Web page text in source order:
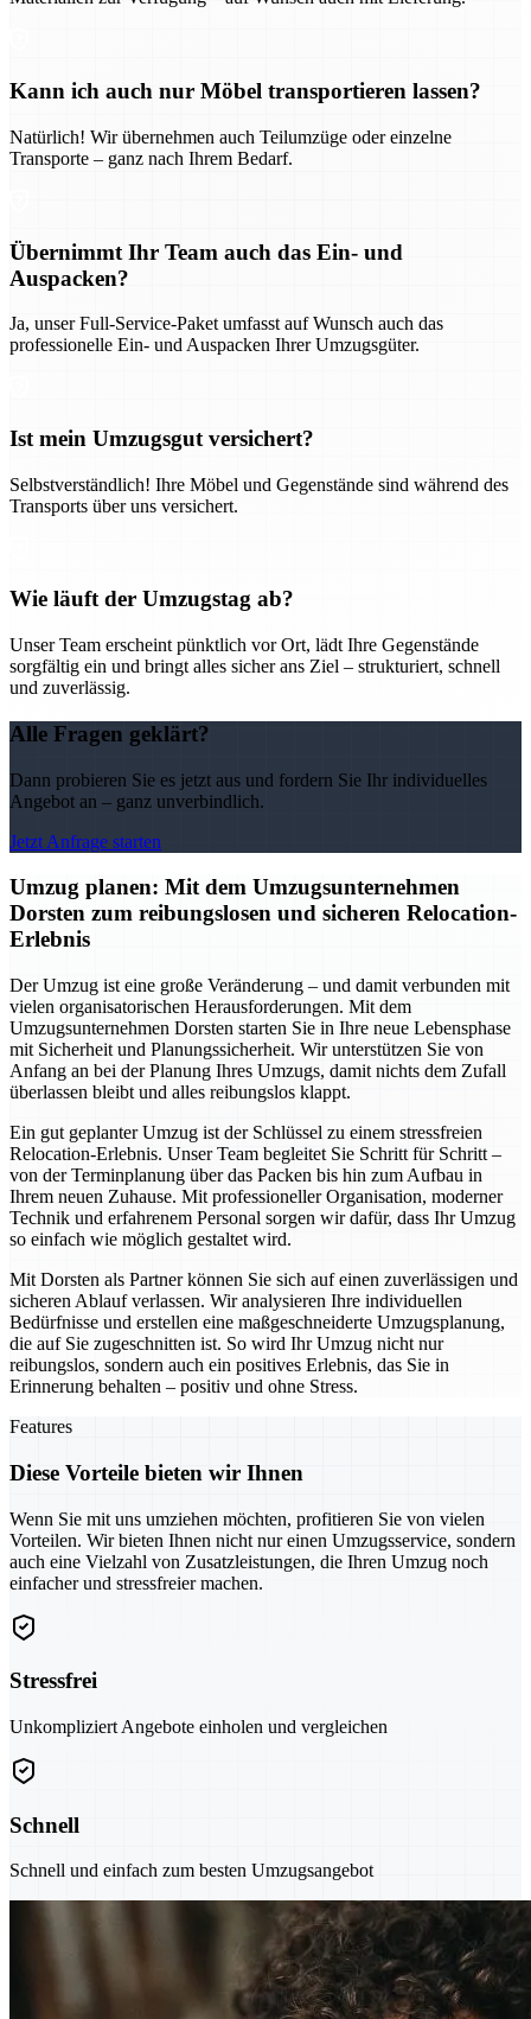
Kann ich auch nur Möbel transportieren lassen?
Natürlich! Wir übernehmen auch Teilumzüge oder einzelne
Transporte – ganz nach Ihrem Bedarf.
Übernimmt Ihr Team auch das Ein- und
Auspacken?
Ja, unser Full-Service-Paket umfasst auf Wunsch auch das
professionelle Ein- und Auspacken Ihrer Umzugsgüter.
Ist mein Umzugsgut versichert?
Selbstverständlich! Ihre Möbel und Gegenstände sind während des
Transports über uns versichert.
Wie läuft der Umzugstag ab?
Unser Team erscheint pünktlich vor Ort, lädt Ihre Gegenstände
sorgfältig ein und bringt alles sicher ans Ziel – strukturiert, schnell
und zuverlässig.
Alle Fragen geklärt?
Dann probieren Sie es jetzt aus und fordern Sie Ihr individuelles
Angebot an – ganz unverbindlich.
Jetzt Anfrage starten
Umzug planen: Mit dem Umzugsunternehmen
Dorsten zum reibungslosen und sicheren Relocation-
Erlebnis
Der Umzug ist eine große Veränderung – und damit verbunden mit
vielen organisatorischen Herausforderungen. Mit dem
Umzugsunternehmen Dorsten starten Sie in Ihre neue Lebensphase
mit Sicherheit und Planungssicherheit. Wir unterstützen Sie von
Anfang an bei der Planung Ihres Umzugs, damit nichts dem Zufall
überlassen bleibt und alles reibungslos klappt.
Ein gut geplanter Umzug ist der Schlüssel zu einem stressfreien
Relocation-Erlebnis. Unser Team begleitet Sie Schritt für Schritt –
von der Terminplanung über das Packen bis hin zum Aufbau in
Ihrem neuen Zuhause. Mit professioneller Organisation, moderner
Technik und erfahrenem Personal sorgen wir dafür, dass Ihr Umzug
so einfach wie möglich gestaltet wird.
Mit Dorsten als Partner können Sie sich auf einen zuverlässigen und
sicheren Ablauf verlassen. Wir analysieren Ihre individuellen
Bedürfnisse und erstellen eine maßgeschneiderte Umzugsplanung,
die auf Sie zugeschnitten ist. So wird Ihr Umzug nicht nur
reibungslos, sondern auch ein positives Erlebnis, das Sie in
Erinnerung behalten – positiv und ohne Stress.
Features
Diese Vorteile bieten wir Ihnen
Wenn Sie mit uns umziehen möchten, profitieren Sie von vielen
Vorteilen. Wir bieten Ihnen nicht nur einen Umzugsservice, sondern
auch eine Vielzahl von Zusatzleistungen, die Ihren Umzug noch
einfacher und stressfreier machen.
Stressfrei
Unkompliziert Angebote einholen und vergleichen
Schnell
Schnell und einfach zum besten Umzugsangebot